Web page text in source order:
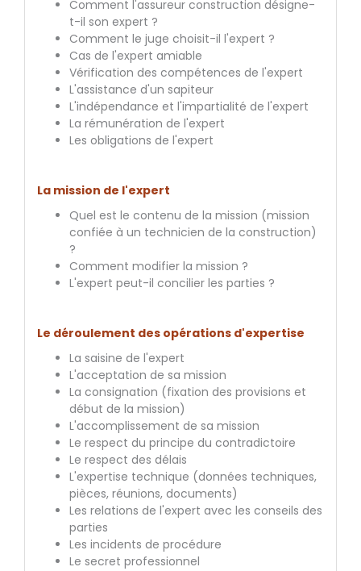
Comment l'assureur construction désigne-
t-il son expert ?
Comment le juge choisit-il l'expert ?
Cas de l'expert amiable
Vérification des compétences de l'expert
L'assistance d'un sapiteur
L'indépendance et l'impartialité de l'expert
La rémunération de l'expert
Les obligations de l'expert
La mission de l'expert
Quel est le contenu de la mission (mission
confiée à un technicien de la construction)
?
Comment modifier la mission ?
L'expert peut-il concilier les parties ?
Le déroulement des opérations d'expertise
La saisine de l'expert
L'acceptation de sa mission
La consignation (fixation des provisions et
début de la mission)
L'accomplissement de sa mission
Le respect du principe du contradictoire
Le respect des délais
L'expertise technique (données techniques,
pièces, réunions, documents)
Les relations de l'expert avec les conseils des
parties
Les incidents de procédure
Le secret professionnel